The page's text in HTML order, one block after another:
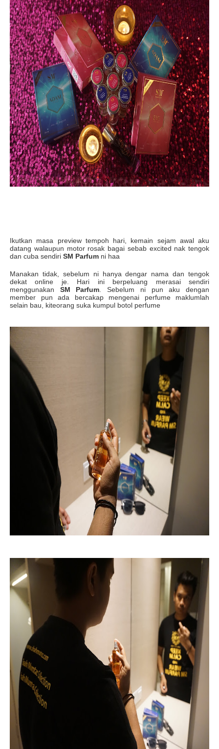
Ikutkan masa preview tempoh hari, kemain sejam awal aku
datang walaupun motor rosak bagai sebab excited nak tengok
dan cuba sendiri SM Parfum ni haa
Manakan tidak, sebelum ni hanya dengar nama dan tengok
dekat online je. Hari ini berpeluang merasai sendiri
menggunakan SM Parfum . Sebelum ni pun aku dengan
member pun ada bercakap mengenai perfume maklumlah
selain bau, kiteorang suka kumpul botol perfume